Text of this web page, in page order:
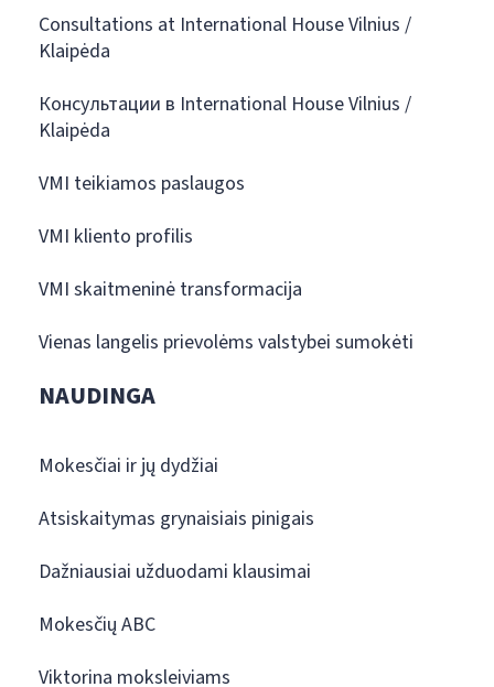
Consultations at International House Vilnius /
Klaipėda
Консультации в International House Vilnius /
Klaipėda
VMI teikiamos paslaugos
VMI kliento profilis
VMI skaitmeninė transformacija
Vienas langelis prievolėms valstybei sumokėti
NAUDINGA
Mokesčiai ir jų dydžiai
Atsiskaitymas grynaisiais pinigais
Dažniausiai užduodami klausimai
Mokesčių ABC
Viktorina moksleiviams